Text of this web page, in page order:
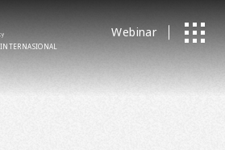
INTERNASIONAL
Webinar